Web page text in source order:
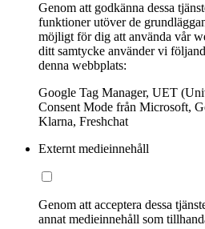
Genom att godkänna dessa
funktioner utöver de
möjligt för dig att använda vår
ditt samtycke använder vi
denna webbplats:
Google Tag Manager, UET
Consent Mode från Microsoft,
Klarna, Freshchat
Externt medieinnehåll
Genom att acceptera dessa
annat medieinnehåll som